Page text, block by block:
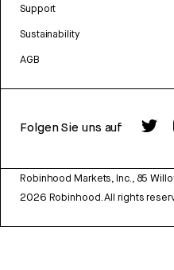
Support
Sustainability
AGB
Folgen Sie uns auf
Robinhood Markets, Inc., 85
2026 Robinhood. All rights